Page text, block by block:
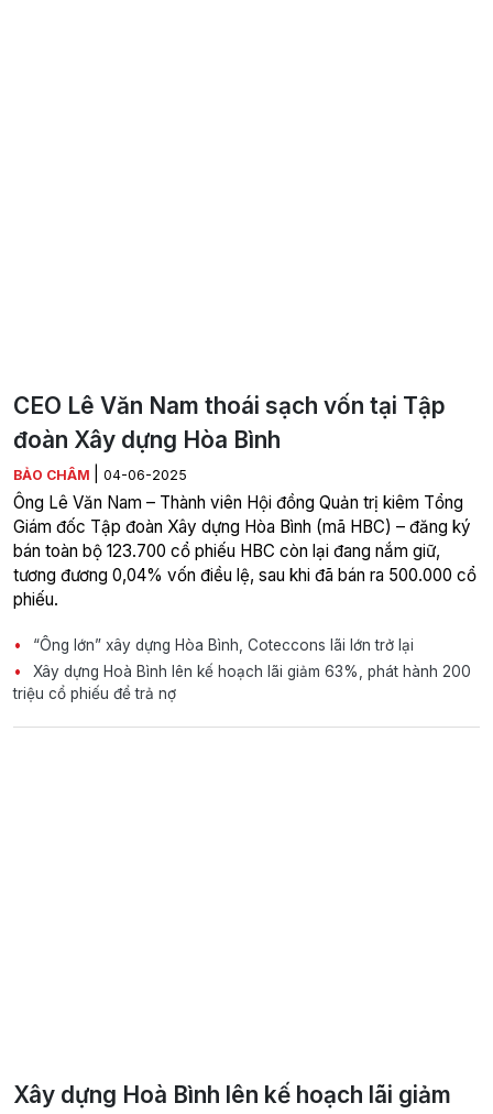
CEO Lê Văn Nam thoái sạch vốn tại Tập
đoàn Xây dựng Hòa Bình
BẢO CHÂM 04-06-2025
Ông Lê Văn Nam – Thành viên Hội đồng Quản trị kiêm Tổng
Giám đốc Tập đoàn Xây dựng Hòa Bình (mã HBC) – đăng ký
bán toàn bộ 123.700 cổ phiếu HBC còn lại đang nắm giữ,
tương đương 0,04% vốn điều lệ, sau khi đã bán ra 500.000 cổ
phiếu.
“Ông lớn” xây dựng Hòa Bình, Coteccons lãi lớn trở lại
Xây dựng Hoà Bình lên kế hoạch lãi giảm 63%, phát hành 200
triệu cổ phiếu để trả nợ
Xây dựng Hoà Bình lên kế hoạch lãi giảm